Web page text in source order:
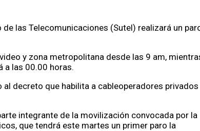
las Telecomunicaciones (Sutel) realizará un
y zona metropolitana desde las 9 am,
a las 00.00 horas.
decreto que habilita a cableoperadores privados
integrante de la movilización convocada por la
que tendrá este martes un primer paro la